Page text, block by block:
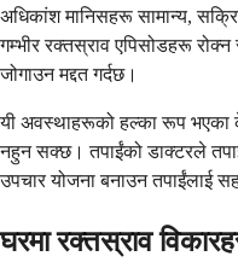
अधिकांश मानिसहरू सामान्य,
गम्भीर रक्तस्राव एपिसोडहरू रोक्न
जोगाउन मद्दत गर्दछ।
यी अवस्थाहरूको हल्का रूप भएका
नहुन सक्छ। तपाईंको डाक्टरले
उपचार योजना बनाउन तपाईंलाई
घरमा रक्तस्राव